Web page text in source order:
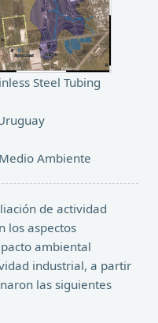
Steel Tubing
Ambiente
de actividad
los aspectos
ambiental
industrial, a partir
las siguientes